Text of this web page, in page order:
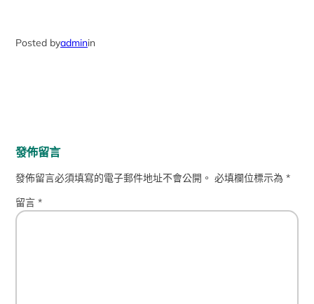
Posted byadminin
發佈留言
發佈留言必須填寫的電子郵件地址不會公開。 必填欄位標示為*
留言*